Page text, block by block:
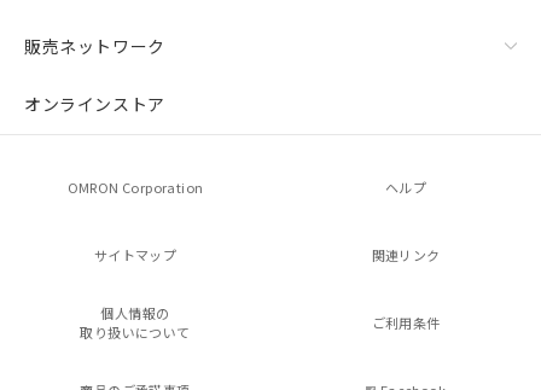
販売ネットワーク
オンラインストア
OMRON Corporation ヘルプ
サイトマップ 関連リンク
個人情報の
取り扱いについて
ご利用条件